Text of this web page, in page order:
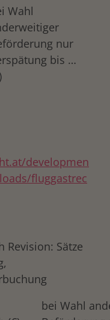
Wahl
nur
bis …
developmen
fluggastrec
Revision: Sätze
bei Wahl